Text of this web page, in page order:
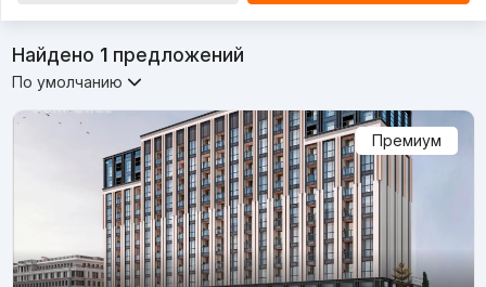
Найдено 1предложений
По умолчанию
Премиум